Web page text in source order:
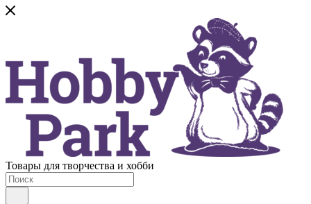
Товары для творчества и хобби